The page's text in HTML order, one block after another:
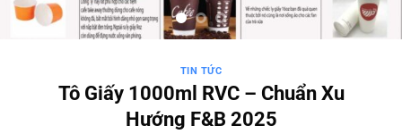
TIN TỨC
Tô Giấy 1000ml RVC – Chuẩn Xu
Hướng F&B 2025